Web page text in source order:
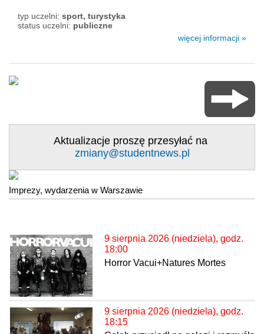
typ uczelni: sport, turystyka
status uczelni: publiczne
więcej informacji »
Aktualizacje proszę przesyłać na
zmiany@studentnews.pl
Imprezy, wydarzenia w Warszawie
9 sierpnia 2026 (niedziela), godz.
18:00
Horror Vacui+Natures Mortes
9 sierpnia 2026 (niedziela), godz.
18:15